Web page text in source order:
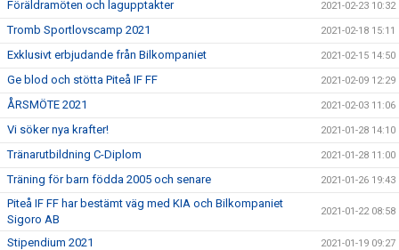
Föräldramöten och lagupptakter 2021-02-23 10:32
Tromb Sportlovscamp 2021 2021-02-18 15:11
Exklusivt erbjudande från Bilkompaniet 2021-02-15 14:50
Ge blod och stötta Piteå IF FF 2021-02-09 12:29
ÅRSMÖTE 2021 2021-02-03 11:06
Vi söker nya krafter! 2021-01-28 14:10
Tränarutbildning C-Diplom 2021-01-28 11:00
Träning för barn födda 2005 och senare 2021-01-26 19:43
Piteå IF FF har bestämt väg med KIA och Bilkompaniet
Sigoro AB
2021-01-22 08:58
Stipendium 2021 2021-01-19 09:27